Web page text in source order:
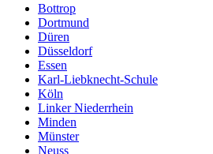
Bottrop
Dortmund
Düren
Düsseldorf
Essen
Karl-Liebknecht-Schule
Köln
Linker Niederrhein
Minden
Münster
Neuss